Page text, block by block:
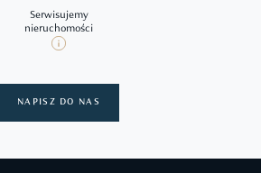
Serwisujemy
nieruchomości
NAPISZ DO NAS